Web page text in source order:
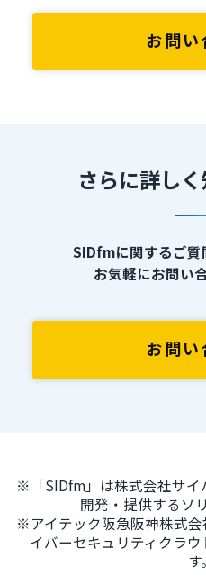
お問い
さらに詳し
SIDfmに関するご
お気軽にお問い
お問い
※「SIDfm」は株式会社サイ
開発・提供するソ
※アイテック阪急阪神株式
イバーセキュリティクラ
す。